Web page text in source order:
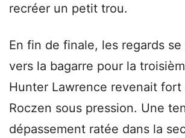
recréer un petit trou.
En fin de finale, les regards
vers la bagarre pour la
Hunter Lawrence revenait
Roczen sous pression. Une
dépassement ratée dans la